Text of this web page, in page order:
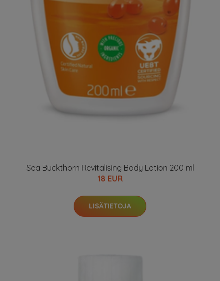
Sea Buckthorn Revitalising Body Lotion 200 ml
18 EUR
LISÄTIETOJA